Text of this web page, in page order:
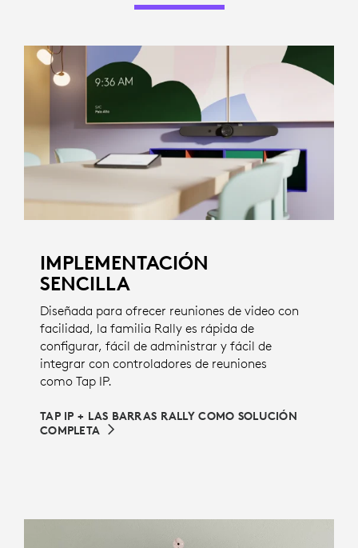
IMPLEMENTACIÓN
SENCILLA
Diseñada para ofrecer reuniones de video con
facilidad, la familia Rally es rápida de
configurar, fácil de administrar y fácil de
integrar con controladores de reuniones
como Tap IP.
TAP IP + LAS BARRAS RALLY COMO SOLUCIÓN
COMPLETA